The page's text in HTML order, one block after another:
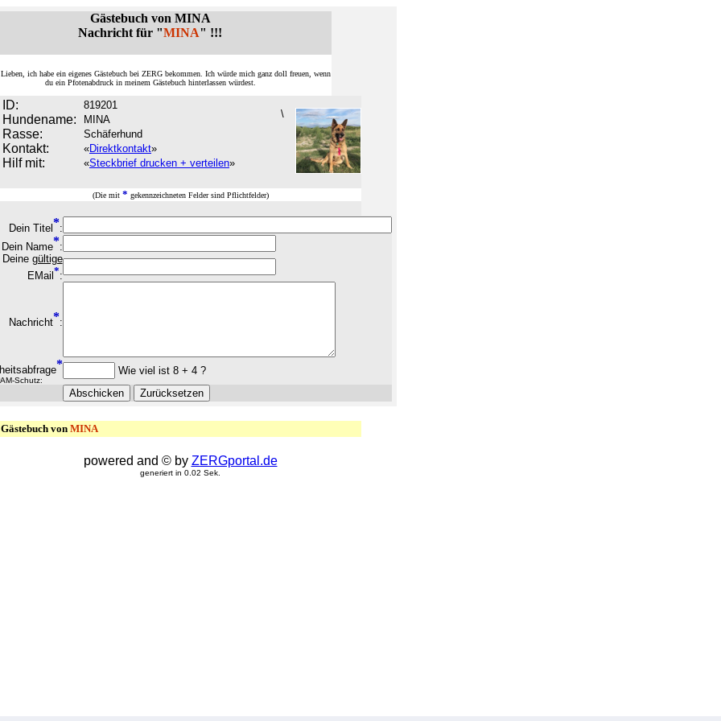
Gästebuch von MINA
Nachricht für "MINA" !!!
ich habe ein eigenes Gästebuch bei ZERG bekommen. Ich würde mich ganz doll freuen, wenn
du ein Pfotenabdruck in meinem Gästebuch hinterlassen würdest.
ID: 819201
Hundename: MINA
Rasse: Schäferhund
Kontakt: «Direktkontakt»
Hilf mit: «Steckbrief drucken + verteilen»
\
(Die mit * gekennzeichneten Felder sind Pflichtfelder)
Dein Titel *:
Dein Name*:
Deine gültige
EMail *:
Nachricht*:
*
Schutz:
Wie viel ist 8 + 4 ?
Gästebuch von MINA
powered and © by ZERGportal.de
generiert in 0.02 Sek.